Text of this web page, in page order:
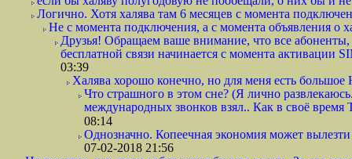
Логично. Хотя халява там 6 месяцев с момента
Не с момента подключения, а с момента объявления о
Друзья! Обращаем ваше внимание, что все
бесплатной связи начинается с момента
03:39
Халява хорошо конечно, но для меня есть
Что страшного в этом сне? (Я лично
международных звонков взял.. Как в своё
08:14
Однозначно. Копеечная экономия может
07-02-2018 21:56